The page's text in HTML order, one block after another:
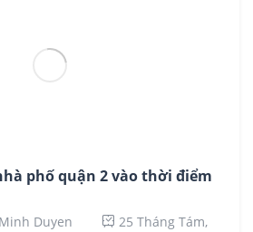
phố quận 2 vào thời điểm
Duyen
25 Tháng Tám,